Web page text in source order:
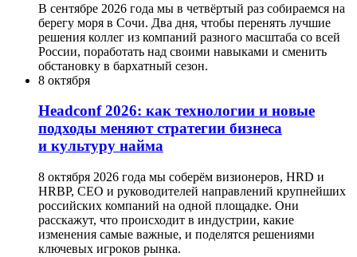
В сентябре 2026 года мы в четвёртый раз собираемся на
берегу моря в Сочи. Два дня, чтобы перенять лучшие
решения коллег из компаний разного масштаба со всей
России, поработать над своими навыками и сменить
обстановку в бархатный сезон.
8 октября
Headсonf 2026: как технологии и новые
подходы меняют стратегии бизнеса
и культуру найма
8 октября 2026 года мы соберём визионеров, HRD и
HRBP, СЕО и руководителей направлений крупнейших
российских компаний на одной площадке. Они
расскажут, что происходит в индустрии, какие
изменения самые важные, и поделятся решениями
ключевых игроков рынка.